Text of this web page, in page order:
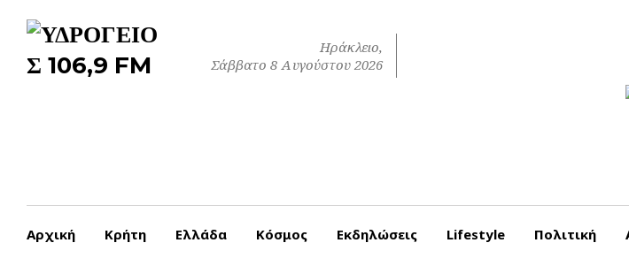
Ηράκλειο,
Σάββατο 8 Αυγούστου 2026
Αρχική Κρήτη Ελλάδα Κόσμος Εκδηλώσεις Lifestyle Πολιτική